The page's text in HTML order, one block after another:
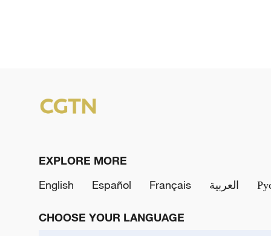
EXPLORE MORE
English
Español Français العربية
CHOOSE YOUR LANGUAGE